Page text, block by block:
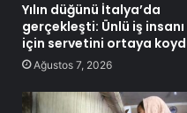
Yılın düğünü İtalya’da
gerçekleşti: Ünlü iş
için servetini ortaya
Ağustos 7, 2026